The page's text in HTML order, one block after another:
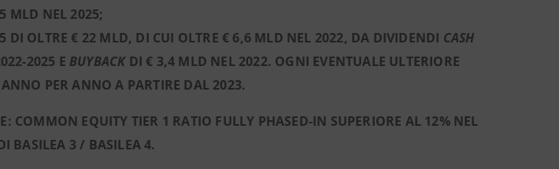
MLD NEL 2025;
DI OLTRE € 22 MLD, DI CUI OLTRE € 6,6 MLD NEL 2022, DA DIVIDENDI CASH
2025 E BUYBACKDI € 3,4 MLD NEL 2022. OGNI EVENTUALE ULTERIORE
PER ANNO A PARTIRE DAL 2023.
COMMON EQUITY TIER 1 RATIO FULLY PHASED-IN SUPERIORE AL 12% NEL
BASILEA 3 / BASILEA 4.